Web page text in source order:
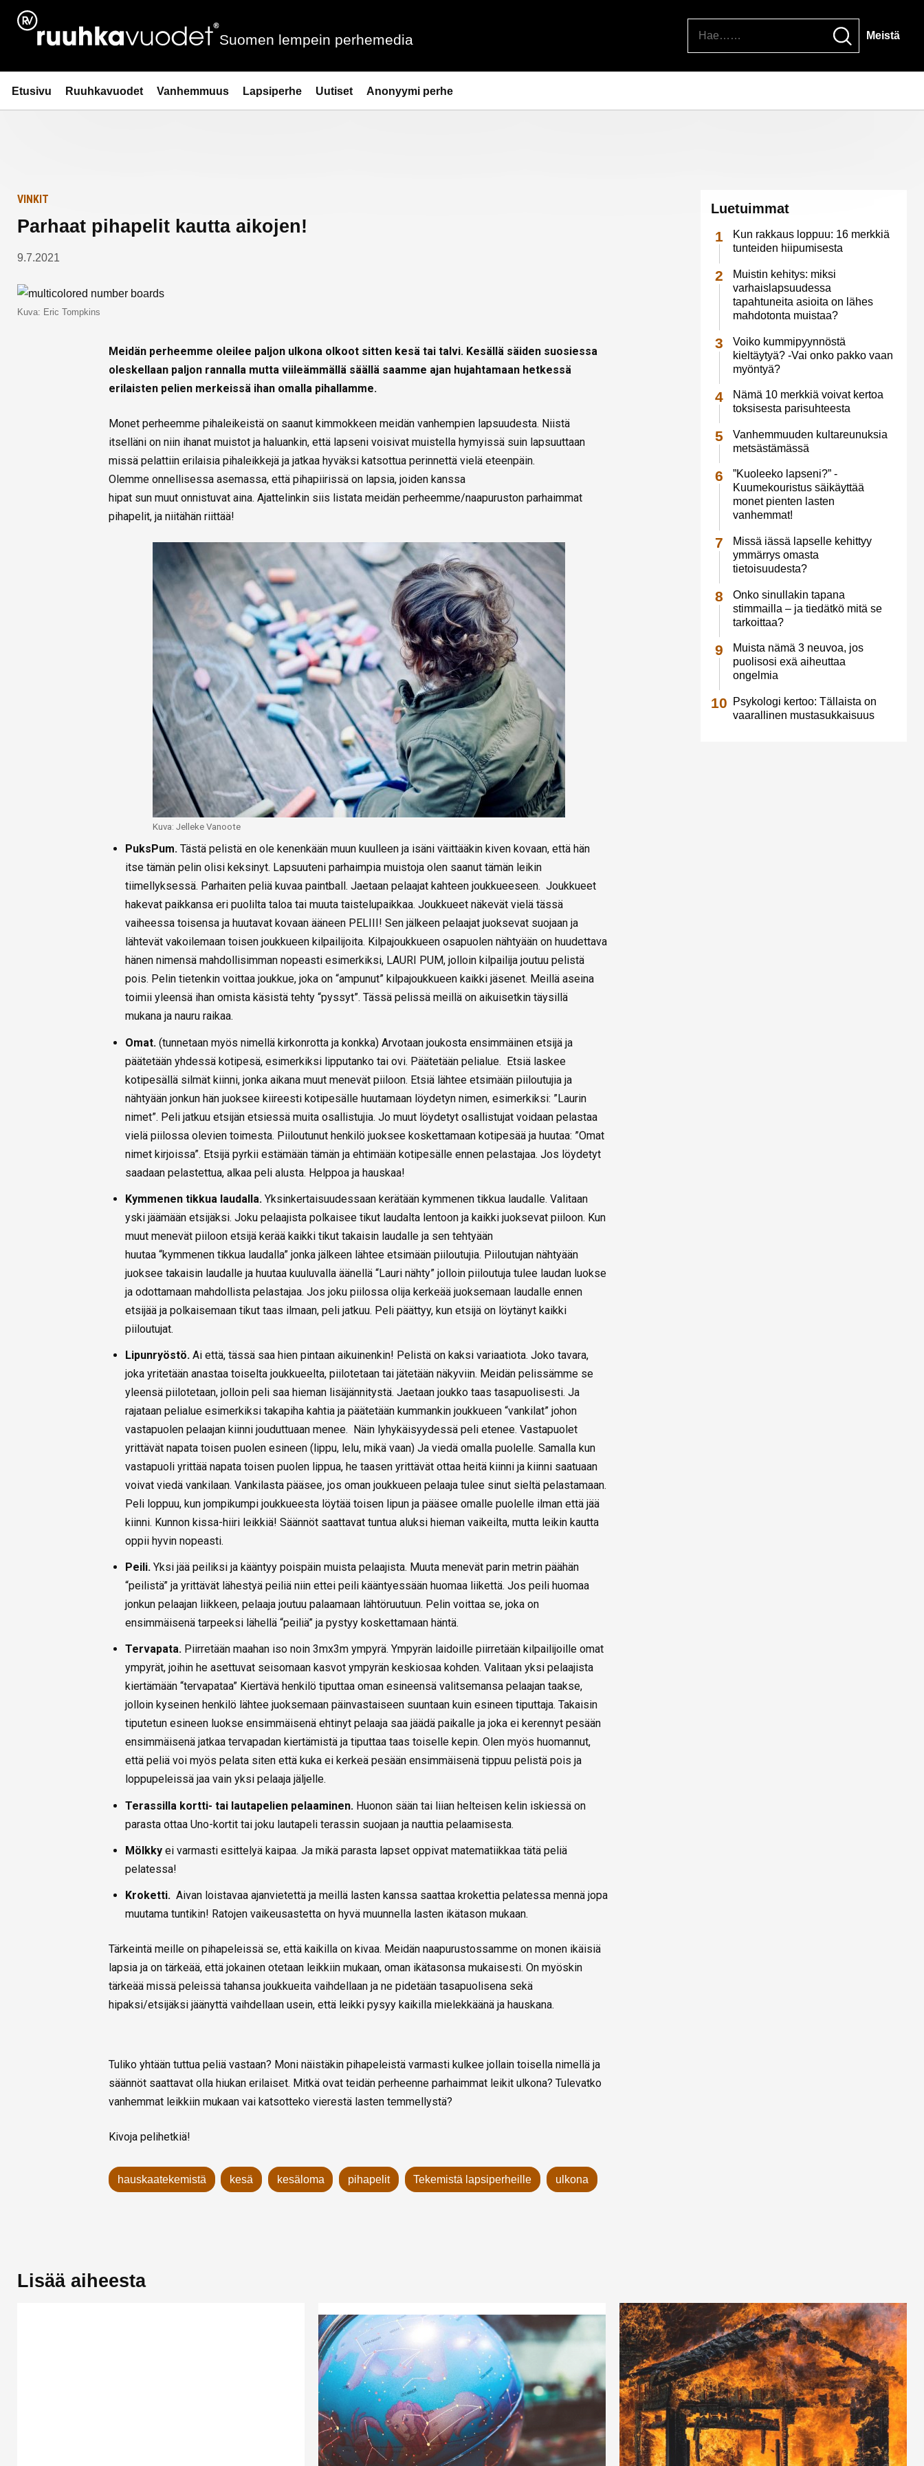
Siirry
sisältöön
Ruuhkavuodet.fi
Suomen lempein perhemedia Meistä
Etusivu Ruuhkavuodet Vanhemmuus Lapsiperhe Uutiset Anonyymi perhe
Etusivulle
VINKIT
Parhaat pihapelit kautta aikojen!
9.7.2021
Kuva: Eric Tompkins
Meidän perheemme oleilee paljon ulkona olkoot sitten kesä tai talvi. Kesällä säiden suosiessa
oleskellaan paljon rannalla mutta viileämmällä säällä saamme ajan hujahtamaan hetkessä
erilaisten pelien merkeissä ihan omalla pihallamme.
Monet perheemme pihaleikeistä on saanut kimmokkeen meidän vanhempien lapsuudesta. Niistä
itselläni on niin ihanat muistot ja haluankin, että lapseni voisivat muistella hymyissä suin lapsuuttaan
missä pelattiin erilaisia pihaleikkejä ja jatkaa hyväksi katsottua perinnettä vielä eteenpäin.
Olemme onnellisessa asemassa, että pihapiirissä on lapsia, joiden kanssa
hipat sun muut onnistuvat aina. Ajattelinkin siis listata meidän perheemme/naapuruston parhaimmat
pihapelit, ja niitähän riittää!
Kuva: Jelleke Vanoote
PuksPum. Tästä pelistä en ole kenenkään muun kuulleen ja isäni väittääkin kiven kovaan, että hän
itse tämän pelin olisi keksinyt. Lapsuuteni parhaimpia muistoja olen saanut tämän leikin
tiimellyksessä. Parhaiten peliä kuvaa paintball. Jaetaan pelaajat kahteen joukkueeseen. Joukkueet
hakevat paikkansa eri puolilta taloa tai muuta taistelupaikkaa. Joukkueet näkevät vielä tässä
vaiheessa toisensa ja huutavat kovaan ääneen PELIII! Sen jälkeen pelaajat juoksevat suojaan ja
lähtevät vakoilemaan toisen joukkueen kilpailijoita. Kilpajoukkueen osapuolen nähtyään on huudettava
hänen nimensä mahdollisimman nopeasti esimerkiksi, LAURI PUM, jolloin kilpailija joutuu pelistä
pois. Pelin tietenkin voittaa joukkue, joka on “ampunut” kilpajoukkueen kaikki jäsenet. Meillä aseina
toimii yleensä ihan omista käsistä tehty “pyssyt”. Tässä pelissä meillä on aikuisetkin täysillä
mukana ja nauru raikaa.
Omat. (tunnetaan myös nimellä kirkonrotta ja konkka) Arvotaan joukosta ensimmäinen etsijä ja
päätetään yhdessä kotipesä, esimerkiksi lipputanko tai ovi. Päätetään pelialue. Etsiä laskee
kotipesällä silmät kiinni, jonka aikana muut menevät piiloon. Etsiä lähtee etsimään piiloutujia ja
nähtyään jonkun hän juoksee kiireesti kotipesälle huutamaan löydetyn nimen, esimerkiksi: ”Laurin
nimet”. Peli jatkuu etsijän etsiessä muita osallistujia. Jo muut löydetyt osallistujat voidaan pelastaa
vielä piilossa olevien toimesta. Piiloutunut henkilö juoksee koskettamaan kotipesää ja huutaa: ”Omat
nimet kirjoissa”. Etsijä pyrkii estämään tämän ja ehtimään kotipesälle ennen pelastajaa. Jos löydetyt
saadaan pelastettua, alkaa peli alusta. Helppoa ja hauskaa!
Kymmenen tikkua laudalla. Yksinkertaisuudessaan kerätään kymmenen tikkua laudalle. Valitaan
yski jäämään etsijäksi. Joku pelaajista polkaisee tikut laudalta lentoon ja kaikki juoksevat piiloon. Kun
muut menevät piiloon etsijä kerää kaikki tikut takaisin laudalle ja sen tehtyään
huutaa “kymmenen tikkua laudalla” jonka jälkeen lähtee etsimään piiloutujia. Piiloutujan nähtyään
juoksee takaisin laudalle ja huutaa kuuluvalla äänellä “Lauri nähty” jolloin piiloutuja tulee laudan luokse
ja odottamaan mahdollista pelastajaa. Jos joku piilossa olija kerkeää juoksemaan laudalle ennen
etsijää ja polkaisemaan tikut taas ilmaan, peli jatkuu. Peli päättyy, kun etsijä on löytänyt kaikki
piiloutujat.
Lipunryöstö. Ai että, tässä saa hien pintaan aikuinenkin! Pelistä on kaksi variaatiota. Joko tavara,
joka yritetään anastaa toiselta joukkueelta, piilotetaan tai jätetään näkyviin. Meidän pelissämme se
yleensä piilotetaan, jolloin peli saa hieman lisäjännitystä. Jaetaan joukko taas tasapuolisesti. Ja
rajataan pelialue esimerkiksi takapiha kahtia ja päätetään kummankin joukkueen “vankilat” johon
vastapuolen pelaajan kiinni jouduttuaan menee. Näin lyhykäisyydessä peli etenee. Vastapuolet
yrittävät napata toisen puolen esineen (lippu, lelu, mikä vaan) Ja viedä omalla puolelle. Samalla kun
vastapuoli yrittää napata toisen puolen lippua, he taasen yrittävät ottaa heitä kiinni ja kiinni saatuaan
voivat viedä vankilaan. Vankilasta pääsee, jos oman joukkueen pelaaja tulee sinut sieltä pelastamaan.
Peli loppuu, kun jompikumpi joukkueesta löytää toisen lipun ja pääsee omalle puolelle ilman että jää
kiinni. Kunnon kissa-hiiri leikkiä! Säännöt saattavat tuntua aluksi hieman vaikeilta, mutta leikin kautta
oppii hyvin nopeasti.
Peili. Yksi jää peiliksi ja kääntyy poispäin muista pelaajista. Muuta menevät parin metrin päähän
“peilistä” ja yrittävät lähestyä peiliä niin ettei peili kääntyessään huomaa liikettä. Jos peili huomaa
jonkun pelaajan liikkeen, pelaaja joutuu palaamaan lähtöruutuun. Pelin voittaa se, joka on
ensimmäisenä tarpeeksi lähellä “peiliä” ja pystyy koskettamaan häntä.
Tervapata. Piirretään maahan iso noin 3mx3m ympyrä. Ympyrän laidoille piirretään kilpailijoille omat
ympyrät, joihin he asettuvat seisomaan kasvot ympyrän keskiosaa kohden. Valitaan yksi pelaajista
kiertämään “tervapataa” Kiertävä henkilö tiputtaa oman esineensä valitsemansa pelaajan taakse,
jolloin kyseinen henkilö lähtee juoksemaan päinvastaiseen suuntaan kuin esineen tiputtaja. Takaisin
tiputetun esineen luokse ensimmäisenä ehtinyt pelaaja saa jäädä paikalle ja joka ei kerennyt pesään
ensimmäisenä jatkaa tervapadan kiertämistä ja tiputtaa taas toiselle kepin. Olen myös huomannut,
että peliä voi myös pelata siten että kuka ei kerkeä pesään ensimmäisenä tippuu pelistä pois ja
loppupeleissä jaa vain yksi pelaaja jäljelle.
Terassilla kortti- tai lautapelien pelaaminen. Huonon sään tai liian helteisen kelin iskiessä on
parasta ottaa Uno-kortit tai joku lautapeli terassin suojaan ja nauttia pelaamisesta.
Mölkky ei varmasti esittelyä kaipaa. Ja mikä parasta lapset oppivat matematiikkaa tätä peliä
pelatessa!
Kroketti. Aivan loistavaa ajanvietettä ja meillä lasten kanssa saattaa krokettia pelatessa mennä jopa
muutama tuntikin! Ratojen vaikeusastetta on hyvä muunnella lasten ikätason mukaan.
Tärkeintä meille on pihapeleissä se, että kaikilla on kivaa. Meidän naapurustossamme on monen ikäisiä
lapsia ja on tärkeää, että jokainen otetaan leikkiin mukaan, oman ikätasonsa mukaisesti. On myöskin
tärkeää missä peleissä tahansa joukkueita vaihdellaan ja ne pidetään tasapuolisena sekä
hipaksi/etsijäksi jäänyttä vaihdellaan usein, että leikki pysyy kaikilla mielekkäänä ja hauskana.
Tuliko yhtään tuttua peliä vastaan? Moni näistäkin pihapeleistä varmasti kulkee jollain toisella nimellä ja
säännöt saattavat olla hiukan erilaiset. Mitkä ovat teidän perheenne parhaimmat leikit ulkona? Tulevatko
vanhemmat leikkiin mukaan vai katsotteko vierestä lasten temmellystä?
Kivoja pelihetkiä!
hauskaatekemistä kesä kesäloma pihapelit Tekemistä lapsiperheille ulkona
Luetuimmat
Kun rakkaus loppuu: 16 merkkiä
tunteiden hiipumisesta
Muistin kehitys: miksi
varhaislapsuudessa
tapahtuneita asioita on lähes
mahdotonta muistaa?
Voiko kummipyynnöstä
kieltäytyä? -Vai onko pakko vaan
myöntyä?
Nämä 10 merkkiä voivat kertoa
toksisesta parisuhteesta
Vanhemmuuden kultareunuksia
metsästämässä
”Kuoleeko lapseni?” -
Kuumekouristus säikäyttää
monet pienten lasten
vanhemmat!
Missä iässä lapselle kehittyy
ymmärrys omasta
tietoisuudesta?
Onko sinullakin tapana
stimmailla – ja tiedätkö mitä se
tarkoittaa?
Muista nämä 3 neuvoa, jos
puolisosi exä aiheuttaa
ongelmia
Psykologi kertoo: Tällaista on
vaarallinen mustasukkaisuus
Lisää aiheesta